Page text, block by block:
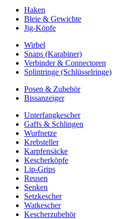
Haken
Bleie & Gewichte
Jig-Köpfe
Wirbel
Snaps (Karabiner)
Verbinder & Connectoren
Splintringe (Schlüsselringe)
Posen & Zubehör
Bissanzeiger
Unterfangkescher
Gaffs & Schlingen
Wurfnetze
Krebsteller
Karpfensäcke
Kescherköpfe
Lip-Grips
Reusen
Senken
Setzkescher
Watkescher
Kescherzubehör